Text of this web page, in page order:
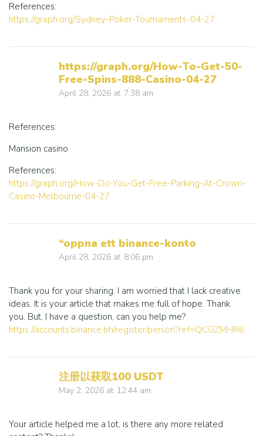
References:
https://graph.org/Sydney-Poker-Tournaments-04-27
https://graph.org/How-To-Get-50-
Free-Spins-888-Casino-04-27
April 28, 2026 at 7:38 am
References:
Mansion casino
References:
https://graph.org/How-Do-You-Get-Free-Parking-At-Crown-
Casino-Melbourne-04-27
“oppna ett binance-konto
April 28, 2026 at 8:06 pm
Thank you for your sharing. I am worried that I lack creative
ideas. It is your article that makes me full of hope. Thank
you. But, I have a question, can you help me?
https://accounts.binance.bh/register/person?ref=QCGZMHR6
注册以获取100 USDT
May 2, 2026 at 12:44 am
Your article helped me a lot, is there any more related